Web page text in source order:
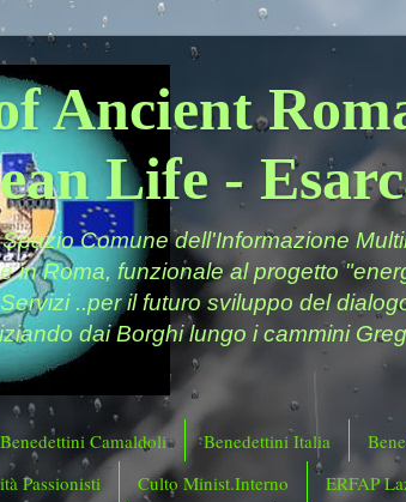
Ancient
Life -
Comune dell'Informazione
in Roma, funzionale al progetto
..per il futuro sviluppo del
dai Borghi lungo i cammini
Benedettini Camaldoli Benedettini Italia
Passionisti Culto Minist.Interno ERFAP